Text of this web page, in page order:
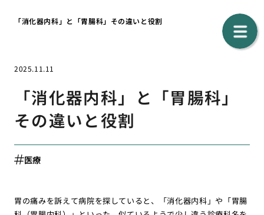
「消化器内科」と「胃腸科」その違いと役割
2025.11.11
「消化器内科」と「胃腸科」
その違いと役割
医療
胃の痛みを訴えて病院を探していると、「消化器内科」や「胃腸